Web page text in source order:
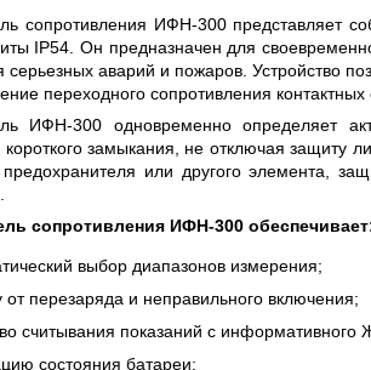
27.01.2023 10:06
В НАЛИЧИИ! ZVH8,
(ГОСРЕЕСТР РФ)
Прочитать
сопротивления ИФН-300 представляет
IP54. Он предназначен для
серьезных аварий и пожаров. Устройство
переходного сопротивления контактных
ИФН-300 одновременно определяет
короткого замыкания, не отключая защиту
или другого элемента,
сопротивления ИФН-300
выбор диапазонов измерения;
от перезаряда и неправильного включения;
считывания показаний с информативного
состояния батареи;